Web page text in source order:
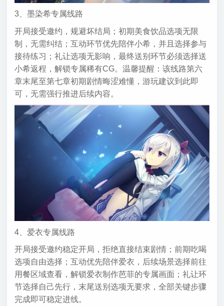
3、墨染希专属线路
开局接受邀约，规避坏结局；初期美食饮品选项无限
制，无需纠结；互动环节优先陪伴小希，并且选择参与
接待练习；礼让选项无影响，最终送别环节必须选择送
小希返程，解锁专属稀有CG。温馨提醒：该线路第六
章末尾至第七章初期剧情晦涩难懂，游玩建议到此即
可，无需强行推进后续内容。
4、爱衣专属线路
开局接受邀约稳定开局，拒绝直接结束剧情；前期吃喝
选项自由选择；互动优先陪伴爱衣，后续场景选择前往
用餐区域查看，解锁爱衣制作芭菲的专属画面；礼让环
节选择自己先行，末尾送别选项无要求，全部关键步骤
完成即可稳定进线。